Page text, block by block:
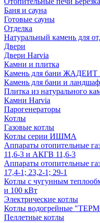
Баня и сауна
Готовые сауны
Отделка
Натуральный камень для
Двери
Двери Harvia
Камни и плитка
Камень для бани ЖАДЕИТ
Камень для бани и
Плитка из натурального
Камни Harvia
Парогенераторы
Котлы
Газовые котлы
Котлы серии ИШМА
Аппараты отопительные
11,6-3 и АКГВ 11,6-3
Аппараты отопительные
17,4-1; 23,2-1; 29-1
Котлы с чугунным
и 100 кВт
Электрические котлы
Котлы водогрейные
Пеллетные котлы